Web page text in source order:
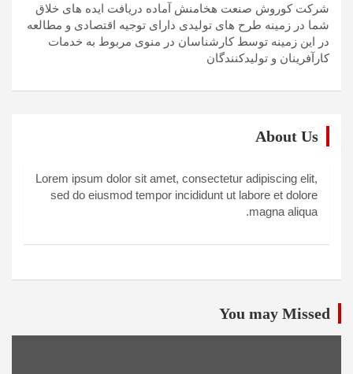
شرکت کوروش صنعت هخامنش آماده دریافت ایده های خلاق
شما در زمینه طرح های تولیدی دارای توجیه اقتصادی و مطالعه
در این زمینه توسط کارشناسان در منوی مربوط به خدمات
کارآفرینان و تولیدکنندگان
About Us
Lorem ipsum dolor sit amet, consectetur adipiscing elit,
sed do eiusmod tempor incididunt ut labore et dolore
magna aliqua.
You may Missed